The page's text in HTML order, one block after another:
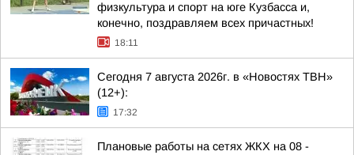
физкультура и спорт на юге Кузбасса и,
конечно, поздравляем всех причастных!
18:11
Сегодня 7 августа 2026г. в «Новостях ТВН»
(12+):
17:32
Плановые работы на сетях ЖКХ на 08 -